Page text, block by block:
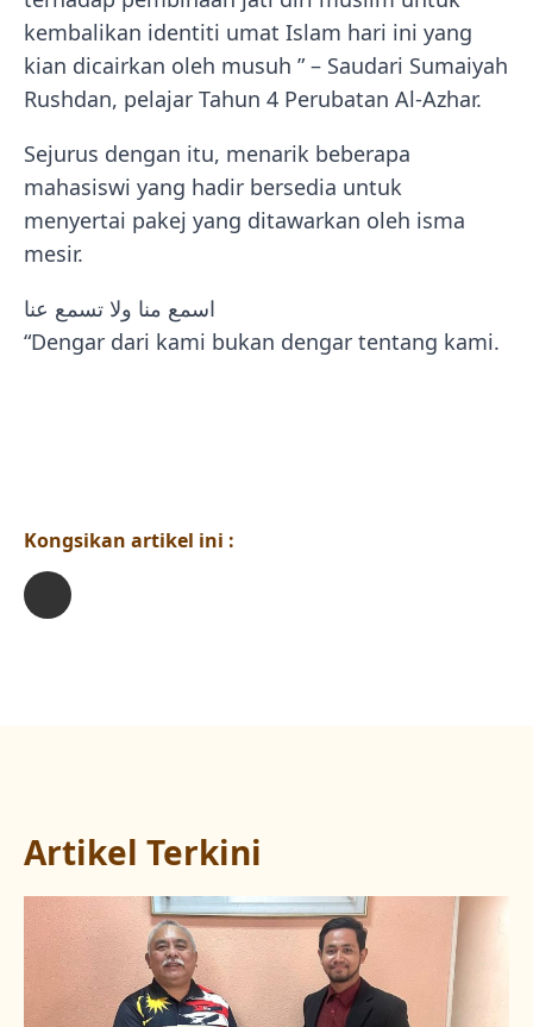
kembalikan identiti umat Islam hari ini yang
kian dicairkan oleh musuh ” – Saudari Sumaiyah
Rushdan, pelajar Tahun 4 Perubatan Al-Azhar.
Sejurus dengan itu, menarik beberapa
mahasiswi yang hadir bersedia untuk
menyertai pakej yang ditawarkan oleh isma
mesir.
اسمع منا ولا تسمع عنا
“Dengar dari kami bukan dengar tentang kami.
Kongsikan artikel ini :
Artikel Terkini